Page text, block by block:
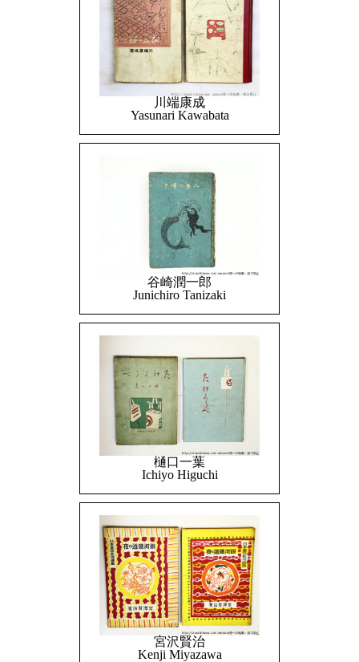
川端康成
Yasunari Kawabata
谷崎潤一郎
Junichiro Tanizaki
樋口一葉
Ichiyo Higuchi
宮沢賢治
Kenji Miyazawa